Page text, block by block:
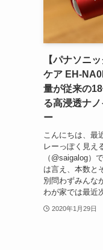
【パナソニ
ケア EH-
量が従来の
る高浸透ナ
ー
こんにちは、最
レーっぽく見え
（@saigalog）
は言え、本数と
別問わずみんな
わが家では最近
2020年1月29日